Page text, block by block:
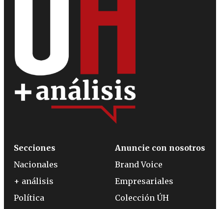
Secciones
Nacionales
+ análisis
Política
Anuncie con nosotros
Brand Voice
Empresariales
Colección ÚH